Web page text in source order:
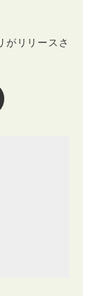
がリリースさ